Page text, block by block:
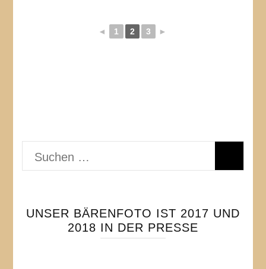
◄ 1 2 3 ►
Suchen
UNSER BÄRENFOTO IST 2017 UND
2018 IN DER PRESSE